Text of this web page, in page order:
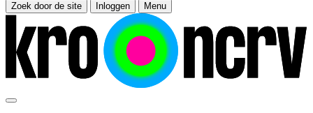
Zoek door de site Inloggen Menu